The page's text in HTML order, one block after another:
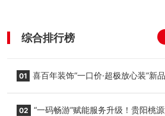
综合排行榜
01 喜百年装饰“一口价·超极放心装”新
02 “一码畅游”赋能服务升级！贵阳桃